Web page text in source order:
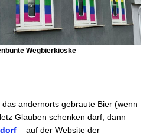
Wegbierkioske
andernorts gebraute Bier (wenn
Glauben schenken darf, dann
– auf der Website der